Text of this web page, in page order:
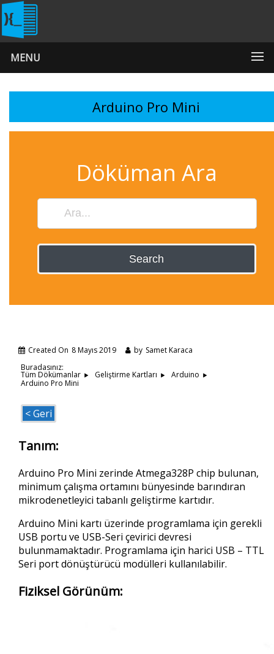
MENU
Arduino Pro Mini
Döküman Ara
Search
Created On 8 Mayıs 2019 by Samet Karaca
Buradasınız:
Tüm Dökümanlar Geliştirme Kartları
Arduino
Arduino Pro Mini
< Geri
Tanım:
Arduino Pro Mini zerinde Atmega328P chip bulunan,
minimum çalışma ortamını bünyesinde barındıran
mikrodenetleyici tabanlı geliştirme kartıdır.
Arduino Mini kartı üzerinde programlama için gerekli
USB portu ve USB-Seri çevirici devresi
bulunmamaktadır. Programlama için harici USB – TTL
Seri port dönüştürücü modülleri kullanılabilir.
Fiziksel Görünüm: